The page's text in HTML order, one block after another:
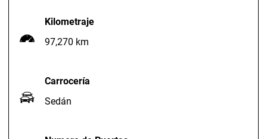
Kilometraje
97,270 km
Carrocería
Sedán